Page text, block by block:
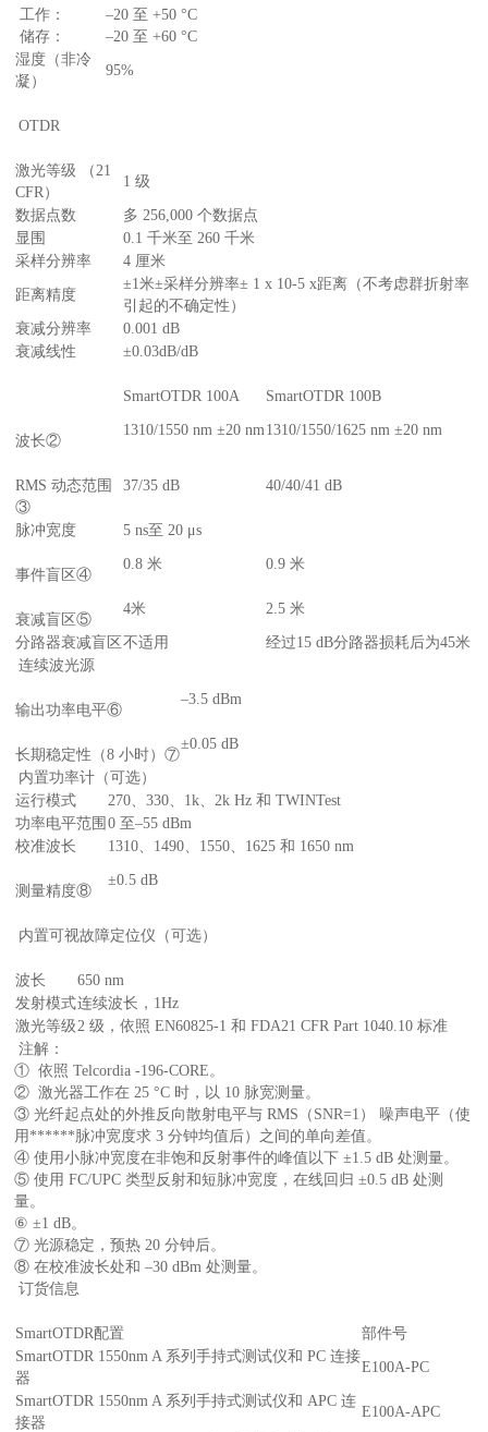
工作：
储存：
–20 至 +50 °C
–20 至 +60 °C
湿度（非冷
凝）
95%
OTDR
激光等级 （21
CFR）
1 级
数据点数
多 256,000 个数据点
显围
0.1 千米至 260 千米
采样分辨率
4 厘米
距离精度
±1米±采样分辨率± 1 x 10-5 x距离（不考虑群折射率
引起的不确定性）
衰减分辨率
0.001 dB
衰减线性
±0.03dB/dB
SmartOTDR 100A SmartOTDR 100B
波长②
1310/1550 nm ±20 nm 1310/1550/1625 nm ±20 nm
RMS 动态范围
③
37/35 dB 40/40/41 dB
脉冲宽度 5 ns至 20 μs
事件盲区④
0.8 米 0.9 米
衰减盲区⑤
4米 2.5 米
分路器衰减盲区 不适用
经过15 dB分路器损耗后为45米
连续波光源
输出功率电平⑥
–3.5 dBm
长期稳定性（8 小时）⑦
±0.05 dB
内置功率计（可选）
运行模式
270、330、1k、2k Hz 和 TWINTest
功率电平范围 0 至–55 dBm
校准波长
1310、1490、1550、1625 和 1650 nm
测量精度⑧
±0.5 dB
内置可视故障定位仪（可选）
波长
650 nm
发射模式连续波长，1Hz
激光等级 2 级，依照 EN60825-1 和 FDA21 CFR Part 1040.10 标准
注解：
① 依照 Telcordia -196-CORE。
② 激光器工作在 25 °C 时，以 10 脉宽测量。
③ 光纤起点处的外推反向散射电平与 RMS（SNR=1） 噪声电平（使
用******脉冲宽度求 3 分钟均值后）之间的单向差值。
④ 使用小脉冲宽度在非饱和反射事件的峰值以下 ±1.5 dB 处测量。
⑤ 使用 FC/UPC 类型反射和短脉冲宽度，在线回归 ±0.5 dB 处测
量。
⑥ ±1 dB。
⑦ 光源稳定，预热 20 分钟后。
⑧ 在校准波长处和 –30 dBm 处测量。
订货信息
SmartOTDR配置
部件号
SmartOTDR 1550nm A 系列手持式测试仪和 PC 连接
器
E100A-PC
SmartOTDR 1550nm A 系列手持式测试仪和 APC 连
接器
E100A-APC